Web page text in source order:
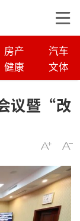
房产
汽车
健康 文体
议暨“改